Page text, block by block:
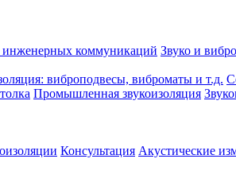
инженерных коммуникаций Звуко и
виброподвесы, виброматы и т.д.
Промышленная звукоизоляция
Консультация Акустические